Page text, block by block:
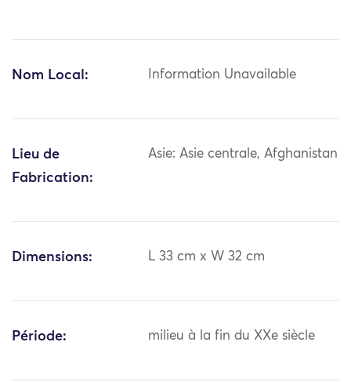
Nom Local: Information Unavailable
Lieu de
Fabrication:
Asie: Asie centrale, Afghanistan
Dimensions: L 33 cm x W 32 cm
Période: milieu à la fin du XXe siècle